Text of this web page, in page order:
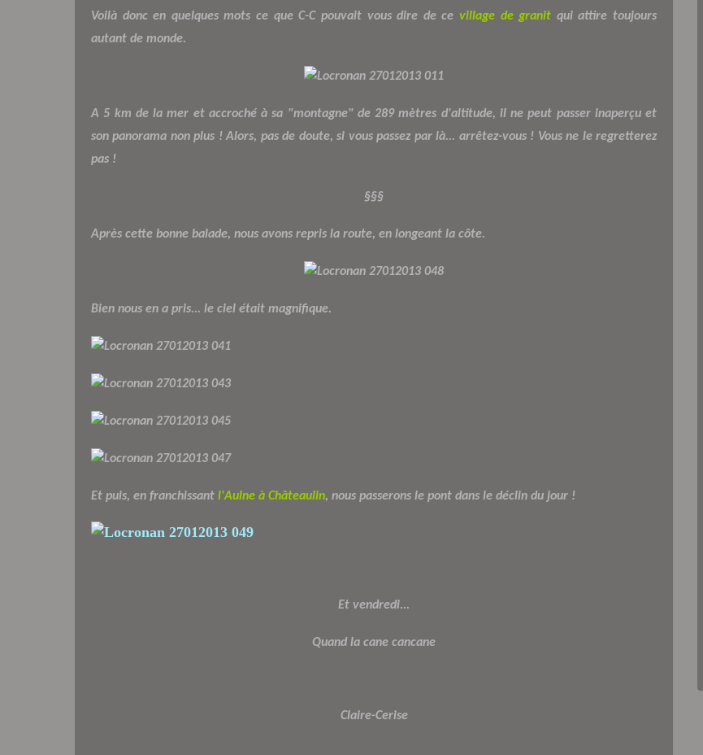
Voilà donc en quelques mots ce que C-C pouvait vous dire de ce village de granit qui attire toujours
autant de monde.
A 5 km de la mer et accroché à sa "montagne" de 289 mètres d'altitude, il ne peut passer inaperçu et
son panorama non plus ! Alors, pas de doute, si vous passez par là... arrêtez-vous ! Vous ne le regretterez
pas !
§§§
Après cette bonne balade, nous avons repris la route, en longeant la côte.
Bien nous en a pris... le ciel était magnifique.
Et puis, en franchissant l'Aulne à Châteaulin, nous passerons le pont dans le déclin du jour !
Et vendredi...
Quand la cane cancane
Claire-Cerise